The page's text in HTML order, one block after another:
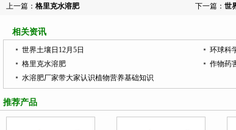
下一篇： 世
上一篇： 格里克水溶肥
相关资讯
世界土壤日12月5日
环球科
格里克水溶肥
作物药
水溶肥厂家带大家认识植物营养基础知识
推荐产品